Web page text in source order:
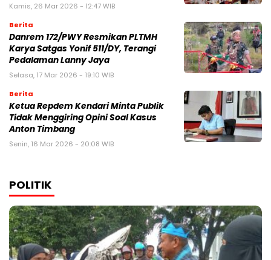
Kamis, 26 Mar 2026 - 12:47 WIB
Berita
Danrem 172/PWY Resmikan PLTMH
Karya Satgas Yonif 511/DY, Terangi
Pedalaman Lanny Jaya
Selasa, 17 Mar 2026 - 19:10 WIB
Berita
Ketua Repdem Kendari Minta Publik
Tidak Menggiring Opini Soal Kasus
Anton Timbang
Senin, 16 Mar 2026 - 20:08 WIB
POLITIK